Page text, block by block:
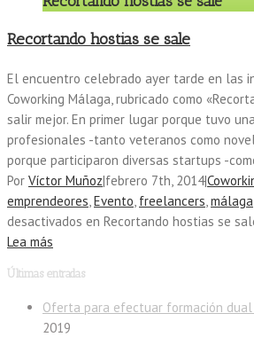
Recortando hostias se sale
El encuentro celebrado ayer tarde en las
Coworking Málaga, rubricado como
salir mejor. En primer lugar porque tuvo
profesionales -tanto veteranos como
porque participaron diversas startups -
Por Víctor Muñoz|febrero 7th, 2014|
emprendeores,Evento, freelancers,málaga
desactivados en Recortando hostias se
Lea más
Últimas entradas
Oferta para efectuar formación dual
2019